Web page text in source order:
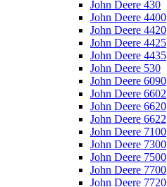
John Deere 430
John Deere 4400
John Deere 4420
John Deere 4425
John Deere 4435
John Deere 530
John Deere 6090
John Deere 6602
John Deere 6620
John Deere 6622
John Deere 7100
John Deere 7300
John Deere 7500
John Deere 7700
John Deere 7720